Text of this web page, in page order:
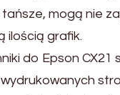
mogą nie
ilością grafik.
do Epson